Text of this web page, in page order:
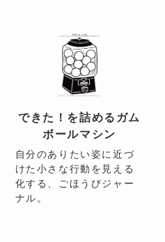
できた！を詰めるガム
ボールマシン
自分のありたい姿に近づ
けた小さな行動を見える
化する、ごほうびジャー
ナル。